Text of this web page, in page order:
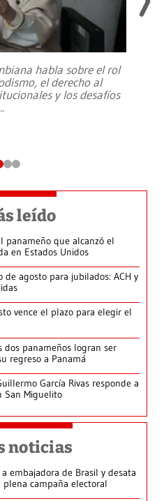
habla sobre el rol
el derecho al
y los desafíos
leído
panameño que alcanzó el
en Estados Unidos
de agosto para jubilados: ACH y
vence el plazo para elegir el
dos panameños logran ser
regreso a Panamá
García Rivas responde a
San Miguelito
noticias
embajadora de Brasil y desata
campaña electoral